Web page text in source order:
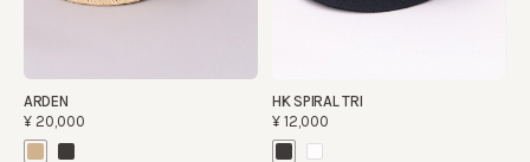
ARDEN
¥20,000
HK SPIRAL TRI
¥12,000